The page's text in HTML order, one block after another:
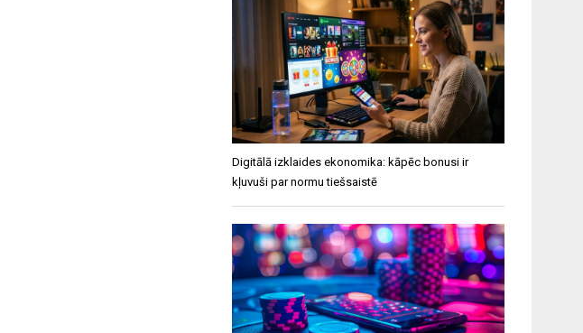
Digitālā izklaides ekonomika: kāpēc bonusi ir
kļuvuši par normu tiešsaistē